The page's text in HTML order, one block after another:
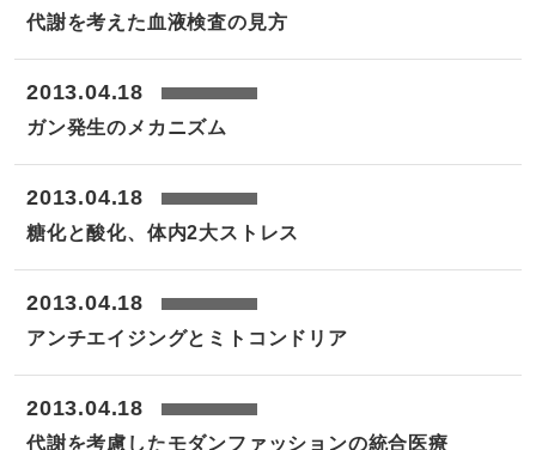
代謝を考えた血液検査の見方
2013.04.18
ガン発生のメカニズム
2013.04.18
糖化と酸化、体内2大ストレス
2013.04.18
アンチエイジングとミトコンドリア
2013.04.18
代謝を考慮したモダンファッションの統合医療